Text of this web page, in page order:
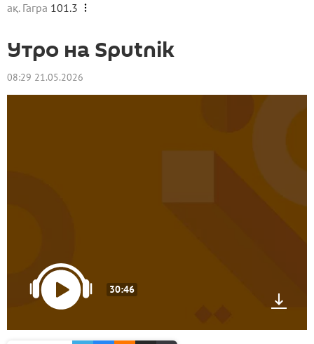
ақ. Гагра 101.3
Утро на Sputnik
08:29 21.05.2026
30:46